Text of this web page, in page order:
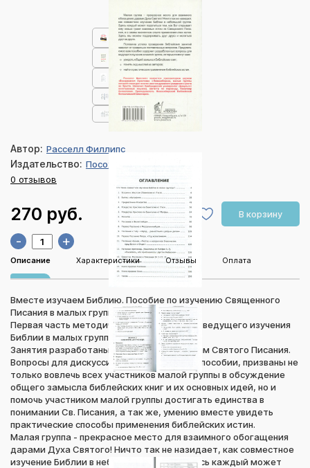
Автор: Расселл Филлипс
Издательство: Посох
0 отзывов
270 руб. В корзину
- +
Описание Характеристики Отзывы Оплата
Вместе изучаем Библию. Пособие по изучению Священного
Писания в малых группах.
Первая часть методического пособия для ведущего изучения
Библии в малых группах.
Занятия разработаны по отдельным книгам Святого Писания.
Вопросы для дискуссии, содержащиеся в пособии, призваны не
только вовлечь всех участников малой группы в обсуждение
общего замысла библейских книг и их основных идей, но и
помочь участником малой группы достигать единства в
понимании Св. Писания, а так же, умению вместе увидеть
практические способы применения библейских истин.
Малая группа - прекрасное место для взаимного обогащения
дарами Духа Святого! Ничто так не назидает, как совместное
изучение Библии в небольшой группе. Здесь каждый может